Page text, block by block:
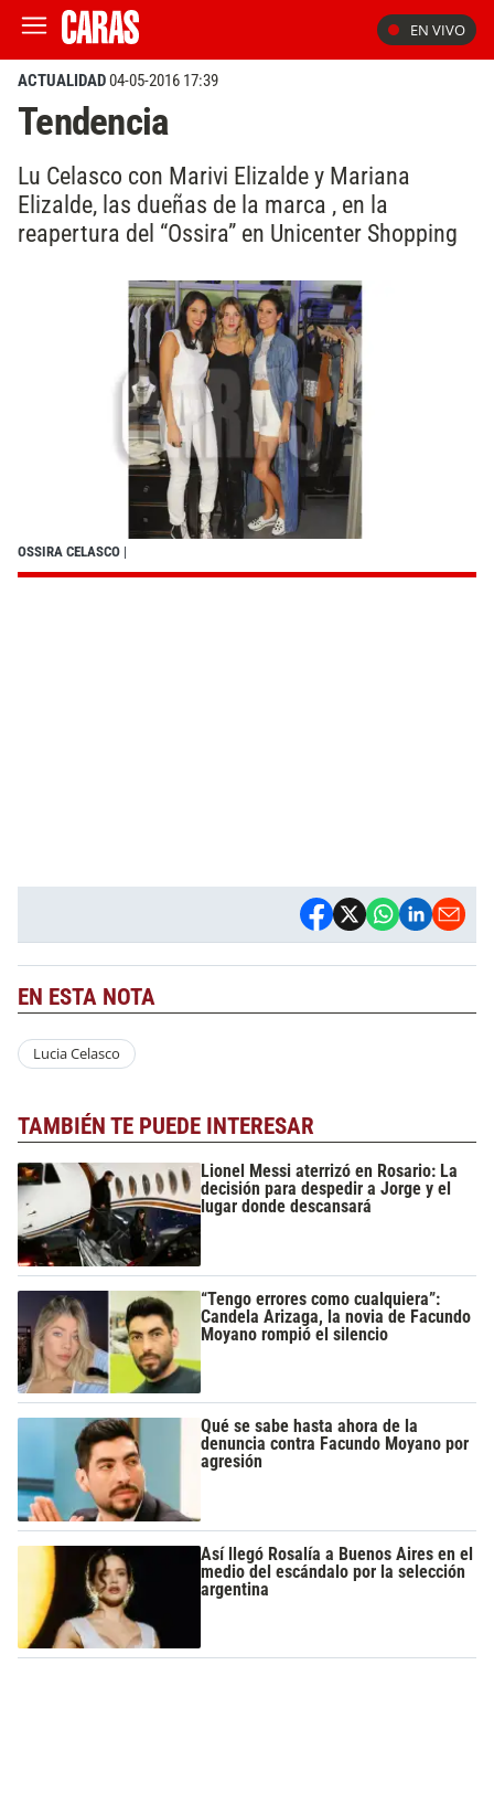
EN VIVO
ACTUALIDAD04-05-2016 17:39
Tendencia
Lu Celasco con Marivi Elizalde y Mariana
Elizalde, las dueñas de la marca , en la
reapertura del “Ossira” en Unicenter Shopping
OSSIRA CELASCO |
EN ESTA NOTA
Lucia Celasco
TAMBIÉN TE PUEDE INTERESAR
Lionel Messi aterrizó en Rosario: La
decisión para despedir a Jorge y el
lugar donde descansará
“Tengo errores como cualquiera”:
Candela Arizaga, la novia de Facundo
Moyano rompió el silencio
Qué se sabe hasta ahora de la
denuncia contra Facundo Moyano por
agresión
Así llegó Rosalía a Buenos Aires en el
medio del escándalo por la selección
argentina